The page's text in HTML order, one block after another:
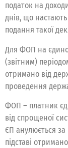
податок на
днів, що
подання такої
Для ФОП на
(звітним)
отримано від
проведення
ФОП – платник
від спрощеної
ЄП анулюється
підставі